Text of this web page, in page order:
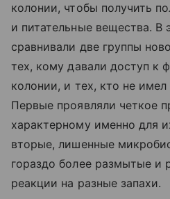
колонии, чтобы получить
и питательные вещества. В
сравнивали две группы
тех, кому давали доступ к
колонии, и тех, кто не
Первые проявляли четкое
характерному именно для
вторые, лишенные
гораздо более размытые и
реакции на разные запахи.